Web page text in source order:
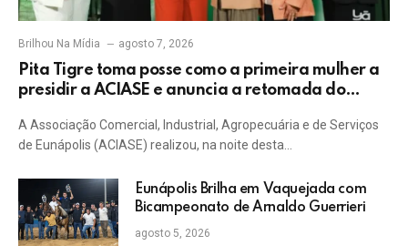
Brilhou Na Mídia agosto 7, 2026
Pita Tigre toma posse como a primeira mulher a
presidir a ACIASE e anuncia a retomada do
A Associação Comercial, Industrial, Agropecuária e de Serviços
de Eunápolis (ACIASE) realizou, na noite desta…
Eunápolis Brilha em Vaquejada com
Bicampeonato de Arnaldo Guerrieri
agosto 5, 2026